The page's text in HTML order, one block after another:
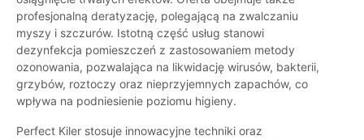
profesjonalną deratyzację, polegającą na zwalczaniu
myszy i szczurów. Istotną część usług stanowi
dezynfekcja pomieszczeń z zastosowaniem metody
ozonowania, pozwalająca na likwidację wirusów, bakterii,
grzybów, roztoczy oraz nieprzyjemnych zapachów, co
wpływa na podniesienie poziomu higieny.
Perfect Kiler stosuje innowacyjne techniki oraz